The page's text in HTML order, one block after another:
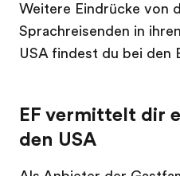
Weitere Eindrücke von
Sprachreisenden in
USA findest du bei den
EF vermittelt dir
den USA